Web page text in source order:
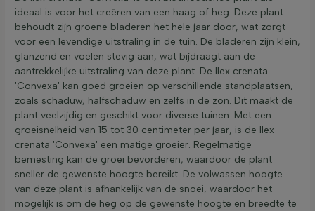
ideaal is voor het creëren van een haag of heg. Deze plant
behoudt zijn groene bladeren het hele jaar door, wat zorgt
voor een levendige uitstraling in de tuin. De bladeren zijn klein,
glanzend en voelen stevig aan, wat bijdraagt aan de
aantrekkelijke uitstraling van deze plant. De Ilex crenata
'Convexa' kan goed groeien op verschillende standplaatsen,
zoals schaduw, halfschaduw en zelfs in de zon. Dit maakt de
plant veelzijdig en geschikt voor diverse tuinen. Met een
groeisnelheid van 15 tot 30 centimeter per jaar, is de Ilex
crenata 'Convexa' een matige groeier. Regelmatige
bemesting kan de groei bevorderen, waardoor de plant
sneller de gewenste hoogte bereikt. De volwassen hoogte
van deze plant is afhankelijk van de snoei, waardoor het
mogelijk is om de heg op de gewenste hoogte en breedte te